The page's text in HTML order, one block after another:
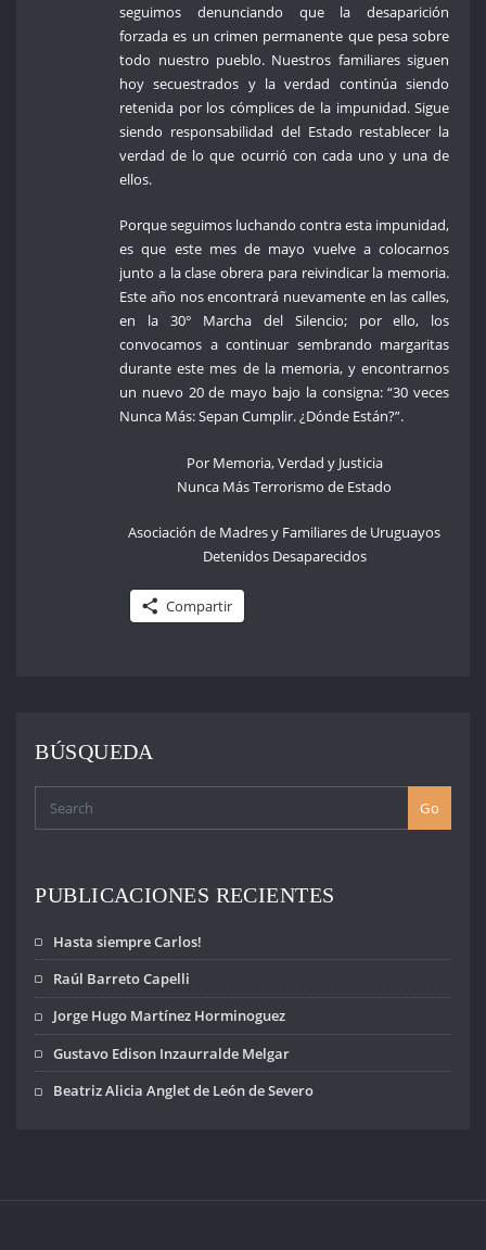
seguimos denunciando que la desaparición
forzada es un crimen permanente que pesa sobre
todo nuestro pueblo. Nuestros familiares siguen
hoy secuestrados y la verdad continúa siendo
retenida por los cómplices de la impunidad. Sigue
siendo responsabilidad del Estado restablecer la
verdad de lo que ocurrió con cada uno y una de
ellos.
Porque seguimos luchando contra esta impunidad,
es que este mes de mayo vuelve a colocarnos
junto a la clase obrera para reivindicar la memoria.
Este año nos encontrará nuevamente en las calles,
en la 30° Marcha del Silencio; por ello, los
convocamos a continuar sembrando margaritas
durante este mes de la memoria, y encontrarnos
un nuevo 20 de mayo bajo la consigna: “30 veces
Nunca Más: Sepan Cumplir. ¿Dónde Están?”.
Por Memoria, Verdad y Justicia
Nunca Más Terrorismo de Estado
Asociación de Madres y Familiares de Uruguayos
Detenidos Desaparecidos
Compartir
BÚSQUEDA
Go
PUBLICACIONES RECIENTES
Hasta siempre Carlos!
Raúl Barreto Capelli
Jorge Hugo Martínez Horminoguez
Gustavo Edison Inzaurralde Melgar
Beatriz Alicia Anglet de León de Severo